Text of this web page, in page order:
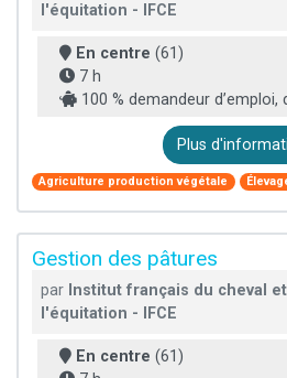
l'équitation - IFCE
En centre (61)
7 h
100 % demandeur d’emploi,
Plus
Agriculture production végétale
Gestion des pâtures
par Institut français du cheval
l'équitation - IFCE
En centre (61)